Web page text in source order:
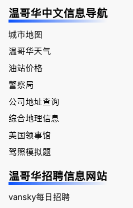
温哥华中文信息导航
城市地图
温哥华天气
油站价格
警察局
公司地址查询
综合地理信息
美国领事馆
驾照模拟题
温哥华招聘信息网站
vansky每日招聘